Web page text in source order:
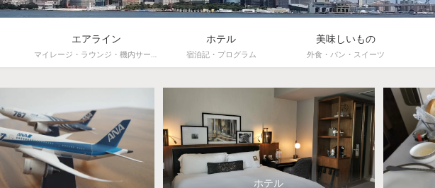
エアライン
マイレージ・ラウンジ・機内サービス
ホテル
宿泊記・プログラム
美味しいもの
外食・パン・スイーツ
ホテル